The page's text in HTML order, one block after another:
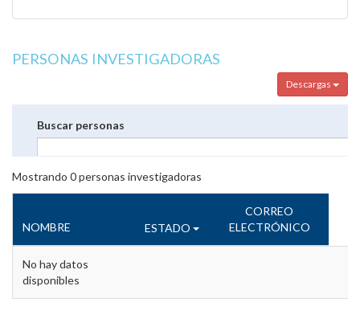
PERSONAS INVESTIGADORAS
Descargas
Buscar personas
Mostrando 0personas investigadoras
NOMBRE ESTADO
CORREO
ELECTRÓNICO
No hay datos
disponibles